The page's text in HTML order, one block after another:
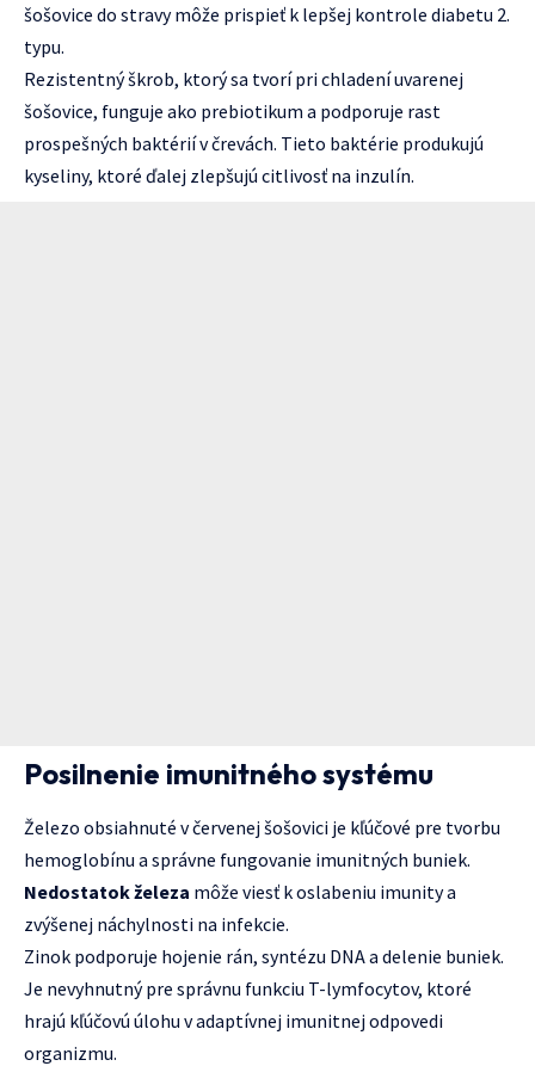
šošovice do stravy môže prispieť k lepšej kontrole diabetu 2.
typu.
Rezistentný škrob, ktorý sa tvorí pri chladení uvarenej
šošovice, funguje ako prebiotikum a podporuje rast
prospešných baktérií v črevách. Tieto baktérie produkujú
kyseliny, ktoré ďalej zlepšujú citlivosť na inzulín.
Posilnenie imunitného systému
Železo obsiahnuté v červenej šošovici je kľúčové pre tvorbu
hemoglobínu a správne fungovanie imunitných buniek.
Nedostatok železa môže viesť k oslabeniu imunity a
zvýšenej náchylnosti na infekcie.
Zinok podporuje hojenie rán, syntézu DNA a delenie buniek.
Je nevyhnutný pre správnu funkciu T-lymfocytov, ktoré
hrajú kľúčovú úlohu v adaptívnej imunitnej odpovedi
organizmu.